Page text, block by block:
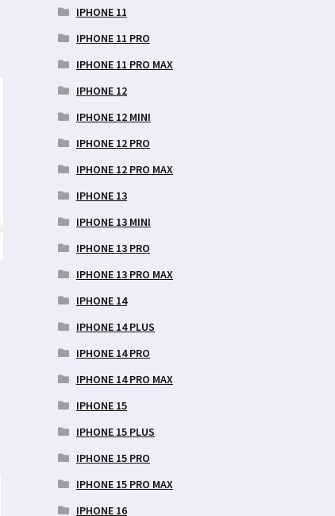
IPHONE 11
IPHONE 11 PRO
IPHONE 11 PRO MAX
IPHONE 12
IPHONE 12 MINI
IPHONE 12 PRO
IPHONE 12 PRO MAX
IPHONE 13
IPHONE 13 MINI
IPHONE 13 PRO
IPHONE 13 PRO MAX
IPHONE 14
IPHONE 14 PLUS
IPHONE 14 PRO
IPHONE 14 PRO MAX
IPHONE 15
IPHONE 15 PLUS
IPHONE 15 PRO
IPHONE 15 PRO MAX
IPHONE 16